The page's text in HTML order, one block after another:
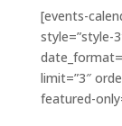
[events-
style=”style-
limit=”3″
featured-